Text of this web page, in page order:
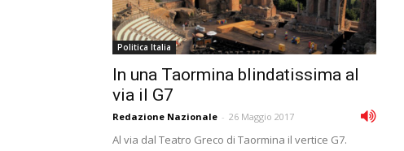
Politica Italia
In una Taormina blindatissima al
via il G7
Redazione Nazionale - 26 Maggio 2017
Al via dal Teatro Greco di Taormina il vertice G7.